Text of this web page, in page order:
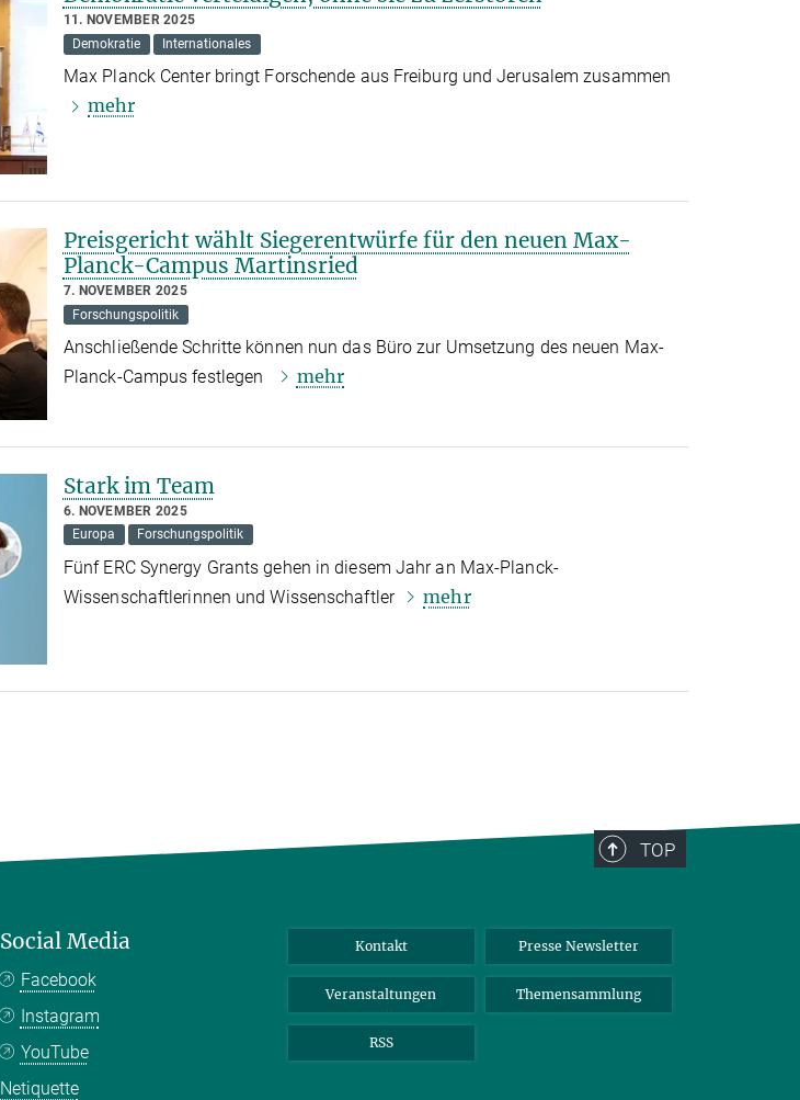
11. NOVEMBER 2025
Demokratie
Internationales
Max Planck Center bringt Forschende aus Freiburg und Jerusalem zusammen
mehr
Preisgericht wählt Siegerentwürfe für den neuen Max-
Planck-Campus Martinsried
7. NOVEMBER 2025
Forschungspolitik
Anschließende Schritte können nun das Büro zur Umsetzung des neuen Max-
Planck-Campus festlegen
mehr
Stark im Team
6. NOVEMBER 2025
Europa
Forschungspolitik
Fünf ERC Synergy Grants gehen in diesem Jahr an Max-Planck-
Wissenschaftlerinnen und Wissenschaftler
mehr
TOP
Social Media
Facebook
Instagram
YouTube
Netiquette
Kontakt Presse Newsletter
Veranstaltungen Themensammlung
RSS